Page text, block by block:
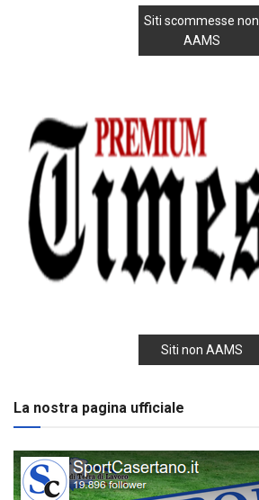
Siti scommesse non
AAMS
Siti non AAMS
La nostra pagina ufficiale